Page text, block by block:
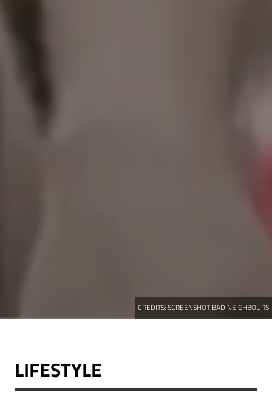
CREDITS:SCREENSHOT BAD NEIGHBOURS
LIFESTYLE